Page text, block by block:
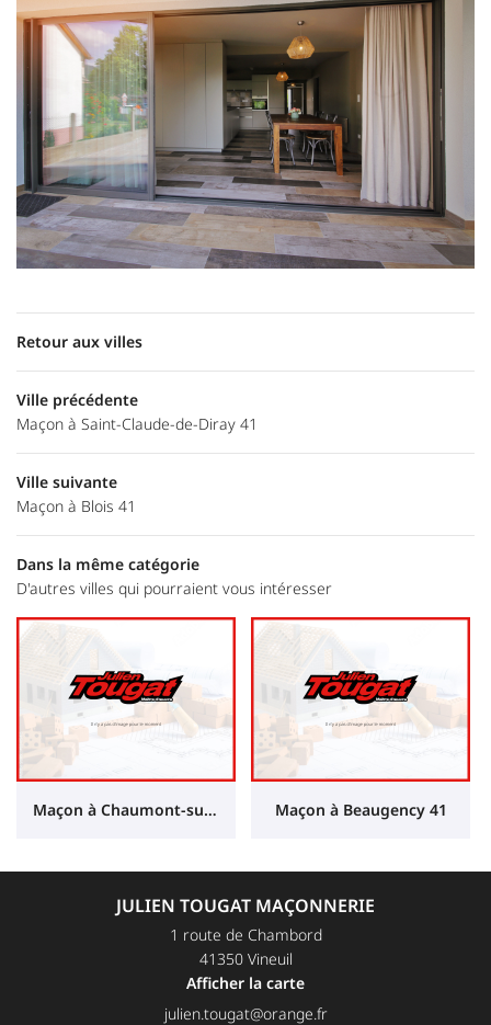
Retour aux villes
Ville précédente
Maçon à Saint-Claude-de-Diray 41
Ville suivante
Maçon à Blois 41
Dans la même catégorie
D'autres villes qui pourraient vous intéresser
Maçon à Chaumont-sur-Loire 41 Maçon à Beaugency 41
JULIEN TOUGAT MAÇONNERIE
1 route de Chambord
41350 Vineuil
Afficher la carte